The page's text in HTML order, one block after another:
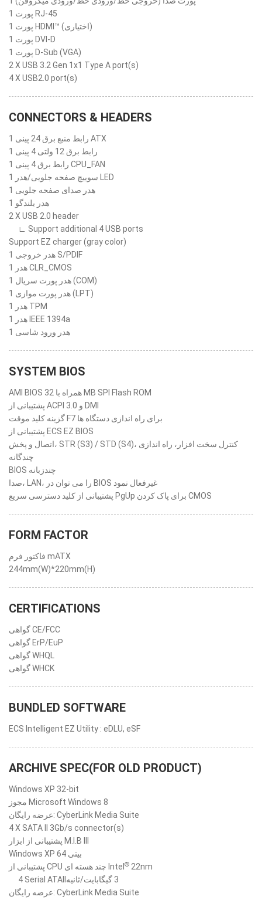
1 پورت RJ-45
1 پورت HDMI™ (اختیاری)
1 پورت DVI-D
1 پورت D-Sub (VGA)
2 X USB 3.2 Gen 1x1 Type A port(s)
4 X USB2.0 port(s)
CONNECTORS & HEADERS
1 رابط منبع برق 24 پینی ATX
1 رابط برق 12 ولتی 4 پینی
1 رابط برق 4 پینی CPU_FAN
1 سوییچ صفحه جلویی/هدر LED
1 هدر صدای صفحه جلویی
1 هدر بلندگو
2 X USB 2.0 header
∟ Support additional 4 USB ports
Support EZ charger (gray color)
1 هدر خروجی S/PDIF
1 هدر CLR_CMOS
1 هدر پورت سریال (COM)
1 هدر پورت موازی (LPT)
1 هدر TPM
1 هدر IEEE 1394a
1 هدر ورود شاسی
SYSTEM BIOS
AMI BIOS همراه با 32 MB SPI Flash ROM
پشتیبانی از ACPI 3.0 و DMI
گزینه کلید موقت F7 برای راه اندازی دستگاه ها
پشتیبانی از ECS EZ BIOS
اتصال و پخش، ‎STR (S3) / STD (S4)‎، کنترل سخت افزار، راه اندازی
چندگانه
BIOS چندزبانه
صدا، LAN، را می توان در BIOS غیرفعال نمود
پشتیبانی از کلید دسترسی سریع PgUp برای پاک کردن CMOS
FORM FACTOR
فاکتور فرم mATX
244mm(W)*220mm(H)
CERTIFICATIONS
گواهی CE/FCC
گواهی ErP/EuP
گواهی WHQL
گواهی WHCK
BUNDLED SOFTWARE
ECS Intelligent EZ Utility : eDLU, eSF
ARCHIVE SPEC(FOR OLD PRODUCT)
Windows XP 32-bit
مجوز Microsoft Windows 8
عرضه رایگان: CyberLink Media Suite
4 X SATA II 3Gb/s connector(s)
پشتیبانی از ابزار M.I.B III
Windows XP 64 بیتی
پشتیبانی از CPU چند هسته ای Intel ® 22nm
عرضه رایگان: CyberLink Media Suite